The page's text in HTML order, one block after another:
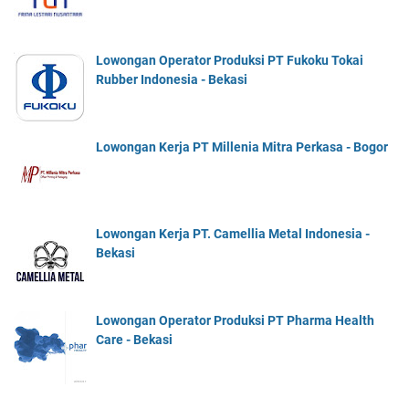
Lowongan Operator Produksi PT Fukoku Tokai
Rubber Indonesia - Bekasi
Lowongan Kerja PT Millenia Mitra Perkasa - Bogor
Lowongan Kerja PT. Camellia Metal Indonesia -
Bekasi
Lowongan Operator Produksi PT Pharma Health
Care - Bekasi